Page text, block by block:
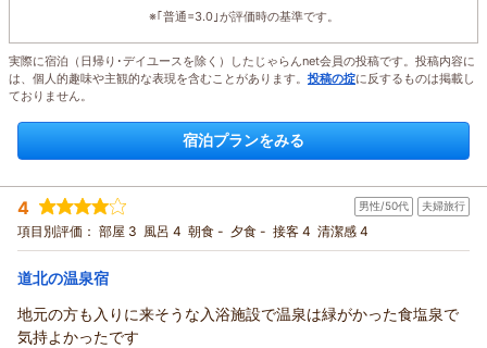
※｢普通=3.0｣が評価時の基準です。
実際に宿泊（日帰り･デイユースを除く）したじゃらんnet会員の投稿です。投稿内容に
は、個人的趣味や主観的な表現を含むことがあります。 投稿の掟に反するものは掲載し
ておりません。
宿泊プランをみる
4 男性/50代 夫婦旅行
項目別評価： 部屋 3 風呂 4 朝食 - 夕食 - 接客 4 清潔感 4
道北の温泉宿
地元の方も入りに来そうな入浴施設で温泉は緑がかった食塩泉で
気持よかったです